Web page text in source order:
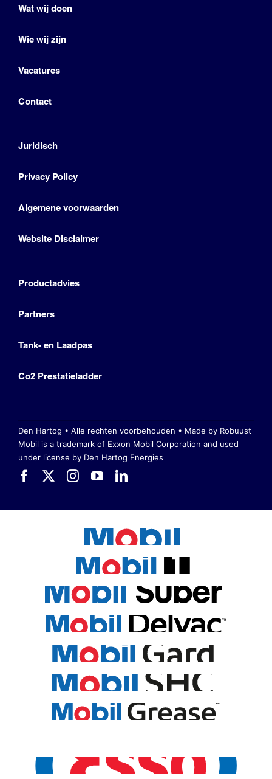
Wat wij doen
Wie wij zijn
Vacatures
Contact
Juridisch
Privacy Policy
Algemene voorwaarden
Website Disclaimer
Productadvies
Partners
Tank- en Laadpas
Co2 Prestatieladder
Den Hartog • Alle rechten voorbehouden • Made by Robuust
Mobil is a trademark of Exxon Mobil Corporation and used
under license by Den Hartog Energies